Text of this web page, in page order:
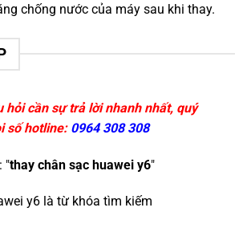
chống nước của máy sau khi thay.
hỏi cần sự trả lời nhanh nhất, quý
số hotline: 0964 308 308
"thay chân sạc huawei y6"
y6 là từ khóa tìm kiếm